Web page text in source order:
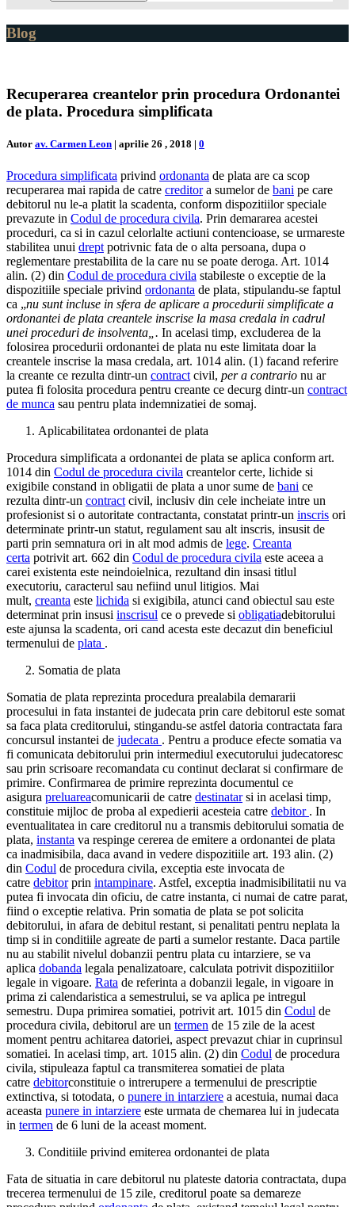
Blog
Recuperarea creantelor prin procedura Ordonantei
de plata. Procedura simplificata
Autor av. Carmen Leon | aprilie 26 , 2018 | 0
Procedura simplificata privind ordonanta de plata are ca scop
recuperarea mai rapida de catre creditora sumelor de bani pe care
debitorul nu le-a platit la scadenta, conform dispozitiilor speciale
prevazute in Codul de procedura civila. Prin demararea acestei
proceduri, ca si in cazul celorlalte actiuni contencioase, se urmareste
stabilitea unui drept potrivnic fata de o alta persoana, dupa o
reglementare prestabilita de la care nu se poate deroga. Art. 1014
alin. (2) din Codul de procedura civila stabileste o exceptie de la
dispozitiile speciale privind ordonanta de plata, stipulandu-se faptul
ca „nu sunt incluse in sfera de aplicare a procedurii simplificate a
ordonantei de plata creantele inscrise la masa credala in cadrul
unei proceduri de insolventa „. In acelasi timp, excluderea de la
folosirea procedurii ordonantei de plata nu este limitata doar la
creantele inscrise la masa credala, art. 1014 alin. (1) facand referire
la creante ce rezulta dintr-un contract civil, per a contrario nu ar
putea fi folosita procedura pentru creante ce decurg dintr-un contract
de munca sau pentru plata indemnizatiei de somaj.
Aplicabilitatea ordonantei de plata
Procedura simplificata a ordonantei de plata se aplica conform art.
1014 din Codul de procedura civila creantelor certe, lichide si
exigibile constand in obligatii de plata a unor sume de bani ce
rezulta dintr-un contract civil, inclusiv din cele incheiate intre un
profesionist si o autoritate contractanta, constatat printr-un inscris ori
determinate printr-un statut, regulament sau alt inscris, insusit de
parti prin semnatura ori in alt mod admis de lege. Creanta
certa potrivit art. 662 din Codul de procedura civila este aceea a
carei existenta este neindoielnica, rezultand din insasi titlul
executoriu, caracterul sau nefiind unul litigios. Mai
mult, creanta este lichida si exigibila, atunci cand obiectul sau este
determinat prin insusi inscrisul ce o prevede si obligatiadebitorului
este ajunsa la scadenta, ori cand acesta este decazut din beneficiul
termenului de plata .
Somatia de plata
Somatia de plata reprezinta procedura prealabila demararii
procesului in fata instantei de judecata prin care debitorul este somat
sa faca plata creditorului, stingandu-se astfel datoria contractata fara
concursul instantei de judecata . Pentru a produce efecte somatia va
fi comunicata debitorului prin intermediul executorului judecatoresc
sau prin scrisoare recomandata cu continut declarat si confirmare de
primire. Confirmarea de primire reprezinta documentul ce
asigura preluareacomunicarii de catre destinatarsi in acelasi timp,
constituie mijloc de proba al expedierii acesteia catre debitor . In
eventualitatea in care creditorul nu a transmis debitorului somatia de
plata, instanta va respinge cererea de emitere a ordonantei de plata
ca inadmisibila, daca avand in vedere dispozitiile art. 193 alin. (2)
din Codul de procedura civila, exceptia este invocata de
catre debitorprin intampinare. Astfel, exceptia inadmisibilitatii nu va
putea fi invocata din oficiu, de catre instanta, ci numai de catre parat,
fiind o exceptie relativa. Prin somatia de plata se pot solicita
debitorului, in afara de debitul restant, si penalitati pentru neplata la
timp si in conditiile agreate de parti a sumelor restante. Daca partile
nu au stabilit nivelul dobanzii pentru plata cu intarziere, se va
aplica dobanda legala penalizatoare, calculata potrivit dispozitiilor
legale in vigoare. Rata de referinta a dobanzii legale, in vigoare in
prima zi calendaristica a semestrului, se va aplica pe intregul
semestru. Dupa primirea somatiei, potrivit art. 1015 din Codul de
procedura civila, debitorul are un termen de 15 zile de la acest
moment pentru achitarea datoriei, aspect prevazut chiar in cuprinsul
somatiei. In acelasi timp, art. 1015 alin. (2) din Codul de procedura
civila, stipuleaza faptul ca transmiterea somatiei de plata
catre debitorconstituie o intrerupere a termenului de prescriptie
extinctiva, si totodata, o punere in intarziere a acestuia, numai daca
aceasta punere in intarziere este urmata de chemarea lui in judecata
in termen de 6 luni de la aceast moment.
Conditiile privind emiterea ordonantei de plata
Fata de situatia in care debitorul nu plateste datoria contractata, dupa
trecerea termenului de 15 zile, creditorul poate sa demareze